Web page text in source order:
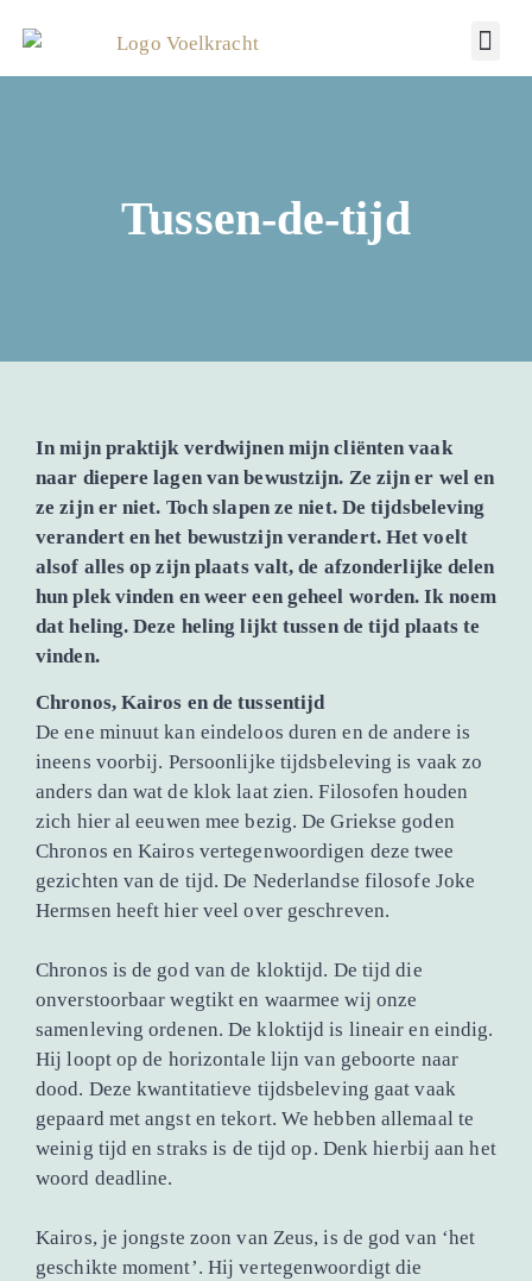
Tussen-de-tijd
In mijn praktijk verdwijnen mijn cliënten vaak
naar diepere lagen van bewustzijn. Ze zijn er wel en
ze zijn er niet. Toch slapen ze niet. De tijdsbeleving
verandert en het bewustzijn verandert. Het voelt
alsof alles op zijn plaats valt, de afzonderlijke delen
hun plek vinden en weer een geheel worden. Ik noem
dat heling. Deze heling lijkt tussen de tijd plaats te
vinden.
Chronos, Kairos en de tussentijd
De ene minuut kan eindeloos duren en de andere is
ineens voorbij. Persoonlijke tijdsbeleving is vaak zo
anders dan wat de klok laat zien. Filosofen houden
zich hier al eeuwen mee bezig. De Griekse goden
Chronos en Kairos vertegenwoordigen deze twee
gezichten van de tijd. De Nederlandse filosofe Joke
Hermsen heeft hier veel over geschreven.
Chronos is de god van de kloktijd. De tijd die
onverstoorbaar wegtikt en waarmee wij onze
samenleving ordenen. De kloktijd is lineair en eindig.
Hij loopt op de horizontale lijn van geboorte naar
dood. Deze kwantitatieve tijdsbeleving gaat vaak
gepaard met angst en tekort. We hebben allemaal te
weinig tijd en straks is de tijd op. Denk hierbij aan het
woord deadline.
Kairos, je jongste zoon van Zeus, is de god van ‘het
geschikte moment’. Hij vertegenwoordigt die